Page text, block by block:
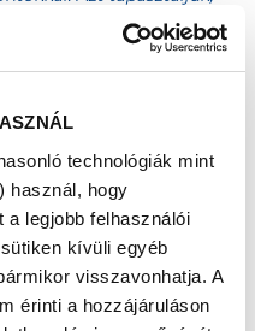
technológiák mint
használ, hogy
a legjobb felhasználói
kívüli egyéb
visszavonhatja. A
érinti a hozzájáruláson
tenni akarás, és az
kórházuk számára
a Richter Gedeon
a kórházuk
pedig, hogy számos
nevét a programhoz.”
elérhető valamennyi
sőt a részvételért
aktivitás 300 forintot
hozzáadódik a